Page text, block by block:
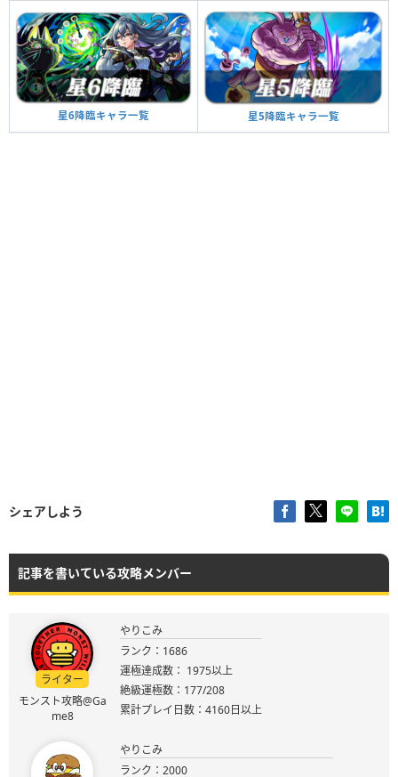
星6降臨キャラ一覧 星5降臨キャラ一覧
シェアしよう
記事を書いている攻略メンバー
ライター
モンスト攻略@Ga
me8
やりこみ
ランク：1686
運極達成数： 1975以上
絶級運極数：177/208
累計プレイ日数：4160日以上
やりこみ
ランク：2000